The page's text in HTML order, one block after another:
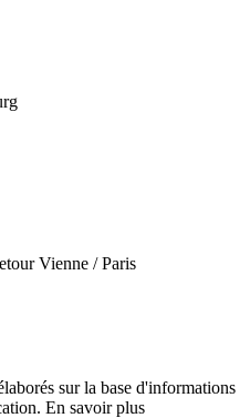
Vienne / Paris
sur la base d'informations
En savoir plus